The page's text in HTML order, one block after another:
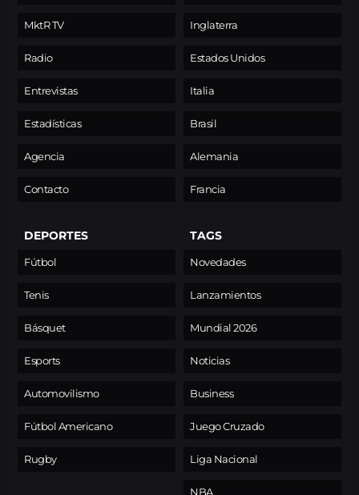
MktR TV
Radio
Entrevistas
Estadísticas
Agencia
Contacto
Inglaterra
Estados Unidos
Italia
Brasil
Alemania
Francia
DEPORTES
Fútbol
Tenis
Básquet
Esports
Automovilismo
Fútbol Americano
Rugby
TAGS
Novedades
Lanzamientos
Mundial 2026
Noticias
Business
Juego Cruzado
Liga Nacional
NBA